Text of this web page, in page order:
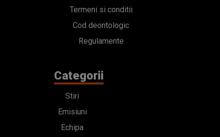
Termeni si conditii
Cod deontologic
Regulamente
Categorii
Stiri
Emisiuni
Echipa